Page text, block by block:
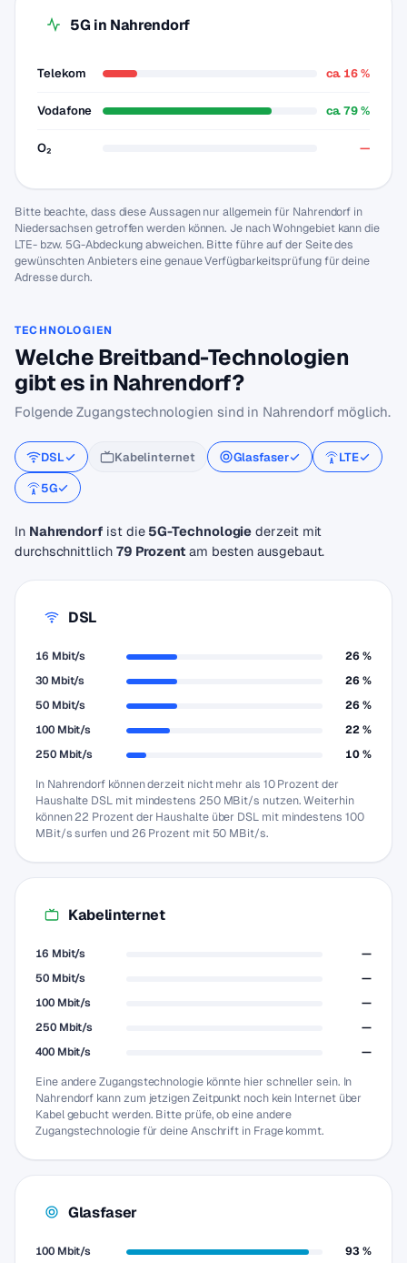
5G in Nahrendorf
Telekom ca. 16 %
Vodafone ca. 79 %
O₂ —
Bitte beachte, dass diese Aussagen nur allgemein für Nahrendorf in
Niedersachsen getroffen werden können. Je nach Wohngebiet kann die
LTE- bzw. 5G-Abdeckung abweichen. Bitte führe auf der Seite des
gewünschten Anbieters eine genaue Verfügbarkeitsprüfung für deine
Adresse durch.
TECHNOLOGIEN
Welche Breitband-Technologien
gibt es in Nahrendorf?
Folgende Zugangstechnologien sind in Nahrendorf möglich.
DSL Kabelinternet Glasfaser
LTE
5G
In Nahrendorf ist die 5G-Technologie derzeit mit
durchschnittlich 79 Prozentam besten ausgebaut.
DSL
16 Mbit/s
26 %
30 Mbit/s
26 %
50 Mbit/s
26 %
100 Mbit/s
22 %
250 Mbit/s
10 %
In Nahrendorf können derzeit nicht mehr als 10 Prozent der
Haushalte DSL mit mindestens 250 MBit/s nutzen. Weiterhin
können 22 Prozent der Haushalte über DSL mit mindestens 100
MBit/s surfen und 26 Prozent mit 50 MBit/s.
Kabelinternet
16 Mbit/s
—
50 Mbit/s
—
100 Mbit/s
—
250 Mbit/s
—
400 Mbit/s
—
Eine andere Zugangstechnologie könnte hier schneller sein. In
Nahrendorf kann zum jetzigen Zeitpunkt noch kein Internet über
Kabel gebucht werden. Bitte prüfe, ob eine andere
Zugangstechnologie für deine Anschrift in Frage kommt.
Glasfaser
100 Mbit/s
93 %